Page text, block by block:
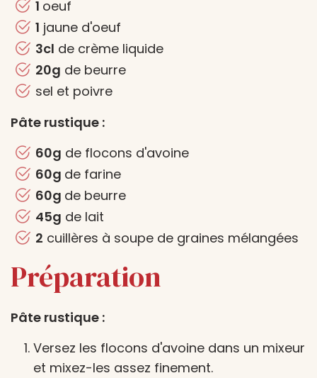
1 oeuf
1 jaune d'oeuf
3cl de crème liquide
20g de beurre
sel et poivre
Pâte rustique :
60g de flocons d'avoine
60g de farine
60g de beurre
45g de lait
2 cuillères à soupe de graines mélangées
Préparation
Pâte rustique :
Versez les flocons d'avoine dans un mixeur
et mixez-les assez finement.